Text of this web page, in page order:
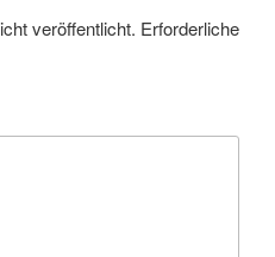
veröffentlicht. Erforderliche